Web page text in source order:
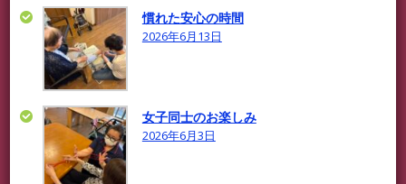
慣れた安心の時間
2026年6月13日
女子同士のお楽しみ
2026年6月3日